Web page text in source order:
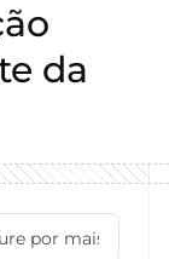
da